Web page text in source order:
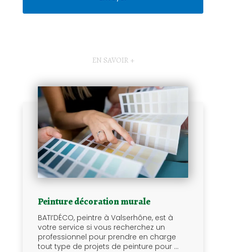
EN SAVOIR +
Peinture décoration murale
BATI’DÉCO, peintre à Valserhône, est à
votre service si vous recherchez un
professionnel pour prendre en charge
tout type de projets de peinture pour ...